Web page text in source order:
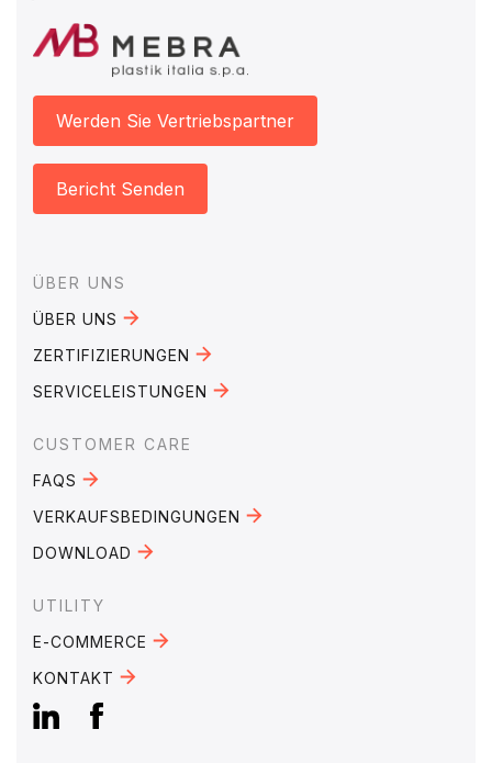
Werden Sie Vertriebspartner
Bericht Senden
Footer
ÜBER UNS
ÜBER UNS
ZERTIFIZIERUNGEN
SERVICELEISTUNGEN
CUSTOMER CARE
FAQS
VERKAUFSBEDINGUNGEN
DOWNLOAD
UTILITY
E-COMMERCE
KONTAKT